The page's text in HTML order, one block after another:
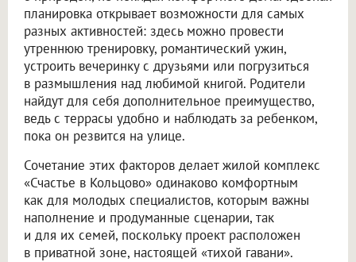
планировка открывает возможности для самых
разных активностей: здесь можно провести
утреннюю тренировку, романтический ужин,
устроить вечеринку с друзьями или погрузиться
в размышления над любимой книгой. Родители
найдут для себя дополнительное преимущество,
ведь с террасы удобно и наблюдать за ребенком,
пока он резвится на улице.
Сочетание этих факторов делает жилой комплекс
«Счастье в Кольцово» одинаково комфортным
как для молодых специалистов, которым важны
наполнение и продуманные сценарии, так
и для их семей, поскольку проект расположен
в приватной зоне, настоящей «тихой гавани».